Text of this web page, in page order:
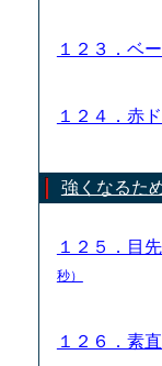
１２３．ベ
１２４．赤
強くなるた
１２５．目
秒）
１２６．素